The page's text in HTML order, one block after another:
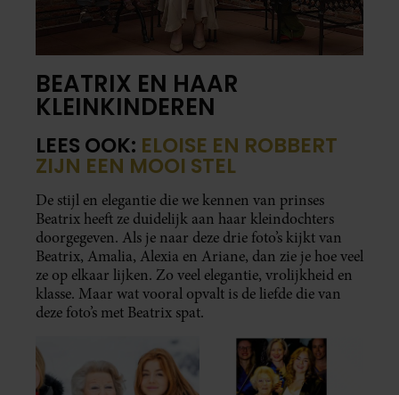
BEATRIX EN HAAR
KLEINKINDEREN
LEES OOK: ELOISE EN ROBBERT
ZIJN EEN MOOI STEL
De stijl en elegantie die we kennen van prinses
Beatrix heeft ze duidelijk aan haar kleindochters
doorgegeven. Als je naar deze drie foto’s kijkt van
Beatrix, Amalia, Alexia en Ariane, dan zie je hoe veel
ze op elkaar lijken. Zo veel elegantie, vrolijkheid en
klasse. Maar wat vooral opvalt is de liefde die van
deze foto’s met Beatrix spat.